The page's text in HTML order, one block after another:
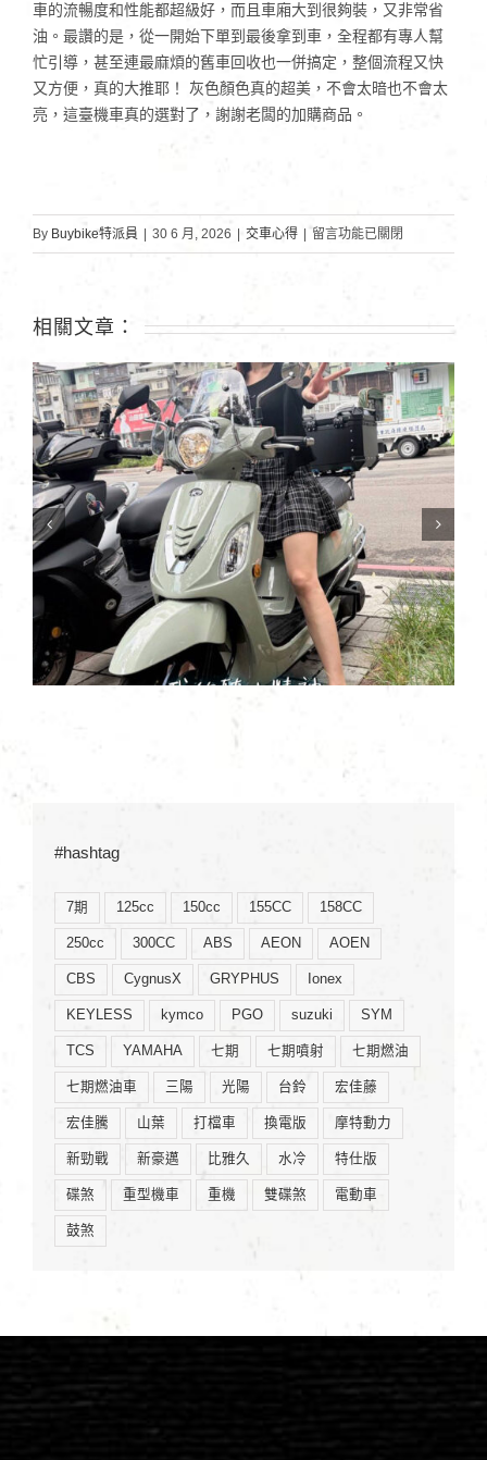
車的流暢度和性能都超級好，而且車廂大到很夠裝，又非常省
油。最讚的是，從一開始下單到最後拿到車，全程都有專人幫
忙引導，甚至連最麻煩的舊車回收也一併搞定，整個流程又快
又方便，真的大推耶！ 灰色顏色真的超美，不會太暗也不會太
亮，這臺機車真的選對了，謝謝老闆的加購商品。
By Buybike特派員 30 6 月, 2026 交車心得
在
車
主
|
新
豪
邁〉
中
留言功能已關閉
相關文章：
新北 葉車主 | LIKE EURO
#hashtag
7期 125cc 150cc 155CC 158CC
250cc 300CC ABS AEON AOEN
CBS CygnusX GRYPHUS Ionex
KEYLESS kymco PGO suzuki SYM
TCS YAMAHA 七期 七期噴射 七期燃油
七期燃油車 三陽 光陽 台鈴 宏佳藤
宏佳騰 山葉 打檔車 換電版 摩特動力
新勁戰 新豪邁 比雅久 水冷 特仕版
碟煞 重型機車 重機 雙碟煞 電動車
鼓煞